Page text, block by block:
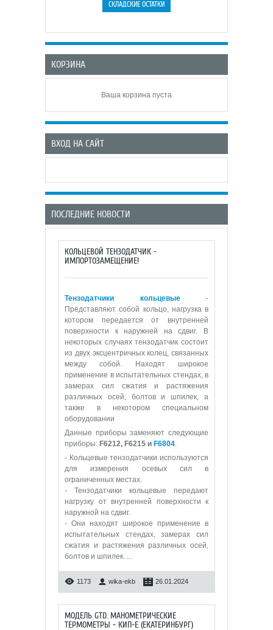
КОРЗИНА
Ваша корзина пуста
ВХОД НА САЙТ
ПОСЛЕДНИЕ НОВОСТИ
КОЛЬЦЕВОЙ ТЕНЗОДАТЧИК -
ИМПОРТОЗАМЕЩЕНИЕ!
Тензодатчики кольцевые-
Представляют собой кольцо, нагрузка в
котором передается от внутренней
поверхности к наружней на сдвиг. В
некоторых случаях тензодатчик состоит
из двух эксцентричных колец, связанных
между собой. Находят широкое
применение в испытательных стендах, в
замерах сил сжатия и растяжения
различных осей, болтов и шпилек, а
также в некотором специальном
оборудовании
Данные приборы заменяют следующие
приборы: F6212, F6215 и F6804.
- Кольцевые тензодатчики используются
для измерения осевых сил в
ограниченных местах.
- Тензодатчики кольцевые передают
нагрузку от внутренней поверхности к
наружной на сдвиг.
- Они находят широкое применение в
испытательных стендах, замерах сил
сжатия и растяжения различных осей,
болтов и шпилек. ...
1173 wika-ekb 26.01.2024
МОДЕЛЬ GTD. МАНОМЕТРИЧЕСКИЕ
ТЕРМОМЕТРЫ - КИП-Е (ЕКАТЕРИНБУРГ)